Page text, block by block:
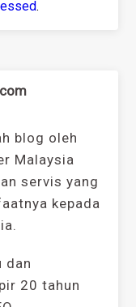
.
blog oleh
Malaysia
servis yang
kepada
dan
20 tahun